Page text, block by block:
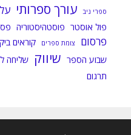
ספרי ניב עורך ספרותי
פול אוסטר פוסטהיסטוריה
פרסום צומת ספרים קוראים
שבוע הספר שיווק שליחה
תרגום